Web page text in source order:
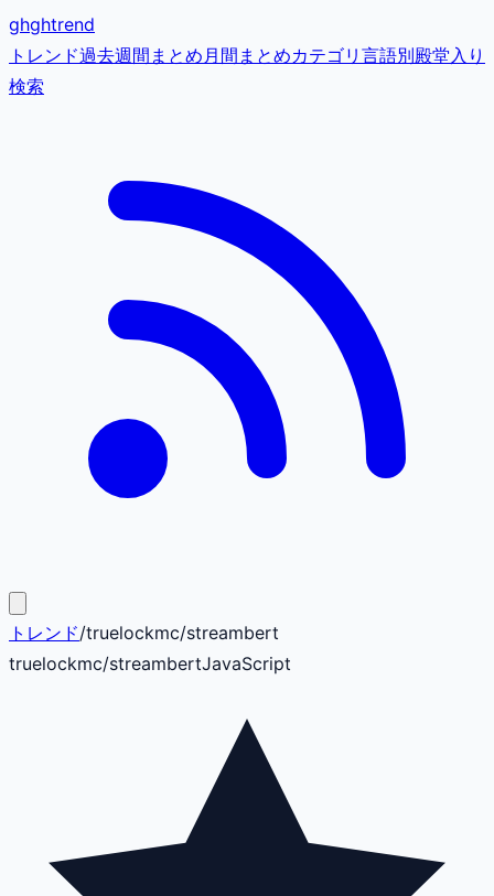
ghghtrend
トレンド過去週間まとめ月間まとめカテゴリ 言語別殿堂入り
検索
トレンド/truelockmc/streambert
truelockmc/streambertJavaScript